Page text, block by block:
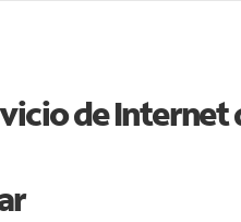
de Internet